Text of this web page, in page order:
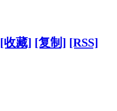
[收藏] [复制] [RSS]